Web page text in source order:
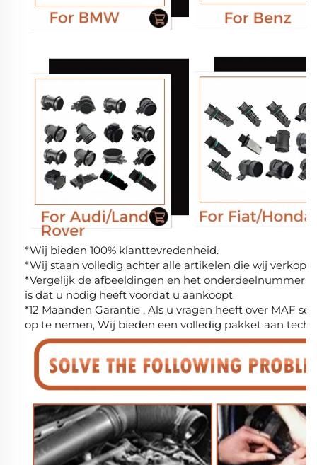
*Wij bieden 100% klanttevredenheid.
*Wij staan volledig achter alle artikelen die wij
*Vergelijk de afbeeldingen en het onderdeelnummer
is dat u nodig heeft voordat u aankoopt
*12 Maanden Garantie . Als u vragen heeft over MAF
op te nemen, Wij bieden een volledig pakket aan